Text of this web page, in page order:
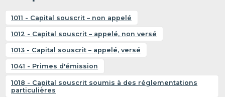
1011 - Capital souscrit – non appelé
1012 - Capital souscrit – appelé, non versé
1013 - Capital souscrit – appelé, versé
1041 - Primes d'émission
1018 - Capital souscrit soumis à des réglementations
particulières